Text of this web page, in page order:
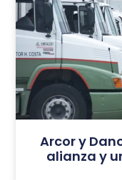
Arcor y
alianza y